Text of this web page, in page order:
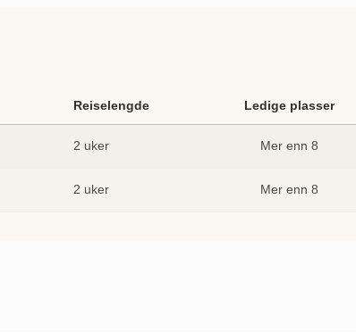
Reiselengde Ledige plasser
2 uker Mer enn 8
2 uker Mer enn 8